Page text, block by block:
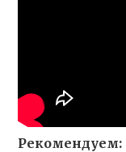
Рекомендуем: